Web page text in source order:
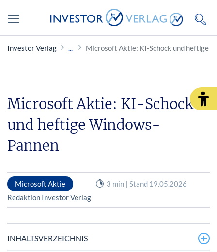
Investor Verlag Microsoft Aktie: KI-Schock und heftige
Microsoft Aktie: KI-Schock
und heftige Windows-
Pannen
Microsoft Aktie
3 min | Stand 19.05.2026
Redaktion Investor Verlag
INHALTSVERZEICHNIS